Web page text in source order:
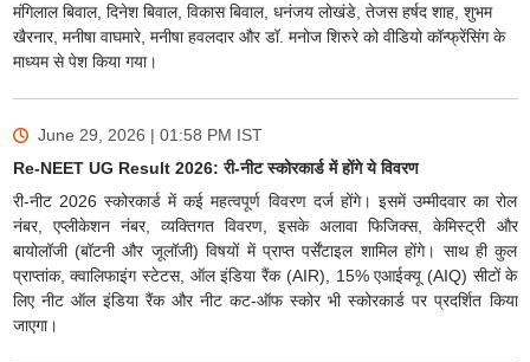
मंगिलाल बिवाल, दिनेश बिवाल, विकास बिवाल, धनंजय लोखंडे, तेजस हर्षद शाह, शुभम
खैरनार, मनीषा वाघमारे, मनीषा हवलदार और डॉ. मनोज शिरुरे को वीडियो कॉन्फ्रेंसिंग के
माध्यम से पेश किया गया।
June 29, 2026 | 01:58 PM IST
Re-NEET UG Result 2026: री-नीट स्कोरकार्ड में होंगे ये विवरण
री-नीट 2026 स्कोरकार्ड में कई महत्वपूर्ण विवरण दर्ज होंगे। इसमें उम्मीदवार का रोल
नंबर, एप्लीकेशन नंबर, व्यक्तिगत विवरण, इसके अलावा फिजिक्स, केमिस्ट्री और
बायोलॉजी (बॉटनी और जूलॉजी) विषयों में प्राप्त पर्सेंटाइल शामिल होंगे। साथ ही कुल
प्राप्तांक, क्वालिफाइंग स्टेटस, ऑल इंडिया रैंक (AIR), 15% एआईक्यू (AIQ) सीटों के
लिए नीट ऑल इंडिया रैंक और नीट कट-ऑफ स्कोर भी स्कोरकार्ड पर प्रदर्शित किया
जाएगा।